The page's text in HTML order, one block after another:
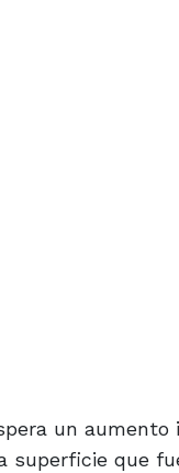
un aumento
superficie que